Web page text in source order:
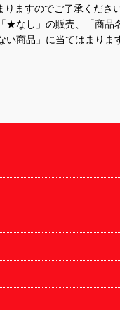
ますのでご了承ください
なし」の販売、「商品
商品」に当てはまりま